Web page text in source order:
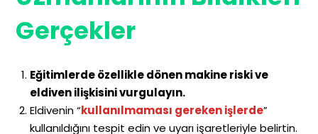
Gerçekler
Eğitimlerde özellikle dönen makine riski ve
eldiven ilişkisini vurgulayın.
Eldivenin “kullanılmaması gereken işlerde”
kullanıldığını tespit edin ve uyarı işaretleriyle belirtin.